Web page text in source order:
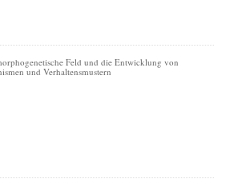
Feld und die Entwicklung von
und Verhaltensmustern